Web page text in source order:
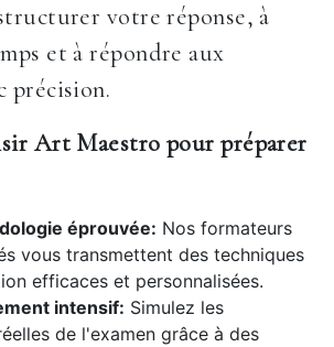
votre réponse, à
et à répondre aux
précision.
Art Maestro pour préparer
éprouvée: Nos formateurs
vous transmettent des techniques
efficaces et personnalisées.
intensif: Simulez les
de l'examen grâce à des